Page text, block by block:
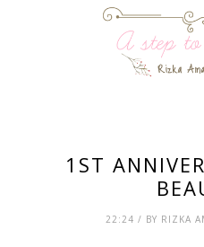
1ST
22:24 / BY RIZKA